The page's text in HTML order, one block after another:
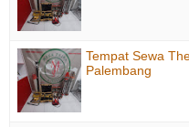
Tempat Sewa
Palembang